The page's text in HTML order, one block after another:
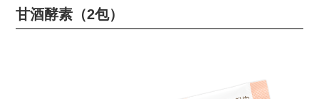
甘酒酵素（2包）